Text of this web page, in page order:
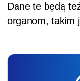
Dane te będą
organom, takim